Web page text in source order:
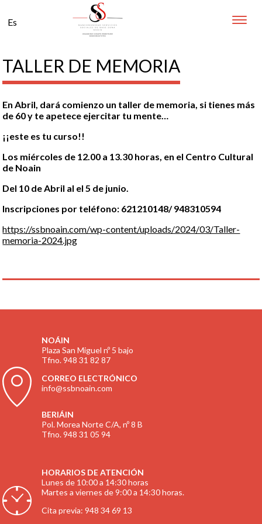
Es
Toggle
TALLER DE MEMORIA
En Abril, dará comienzo un taller de memoria, si tienes más
de 60 y te apetece ejercitar tu mente…
¡¡este es tu curso!!
Los miércoles de 12.00 a 13.30 horas, en el Centro Cultural
de Noain
Del 10 de Abril al el 5 de junio.
Inscripciones por teléfono: 621210148/ 948310594
https://ssbnoain.com/wp-content/uploads/2024/03/Taller-
memoria-2024.jpg
NOÁIN
Plaza San Miguel nº 5 bajo
Tfno. 948 31 82 87
CORREO ELECTRÓNICO
info@ssbnoain.com
BERIÁIN
Pol. Morea Norte C/A, nº 8 B
Tfno. 948 31 05 94
HORARIOS DE ATENCIÓN
Lunes de 10:00 a 14:30 horas
Martes a viernes de 9:00 a 14:30 horas.
Cita previa: 948 34 69 13